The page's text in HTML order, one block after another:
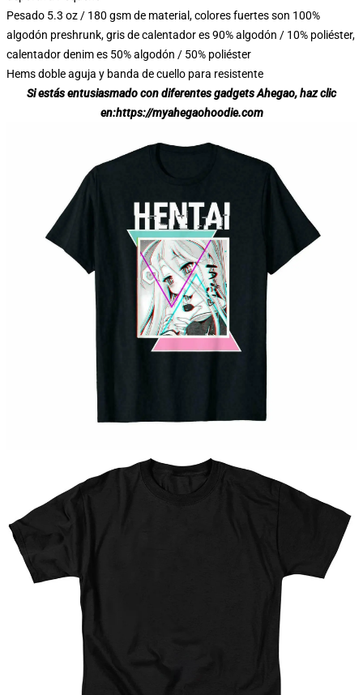
Pesado 5.3 oz / 180 gsm de material, colores fuertes son 100%
algodón preshrunk, gris de calentador es 90% algodón / 10% poliéster,
calentador denim es 50% algodón / 50% poliéster
Hems doble aguja y banda de cuello para resistente
Si estás entusiasmado con diferentes gadgets Ahegao, haz clic
en:https://myahegaohoodie.com